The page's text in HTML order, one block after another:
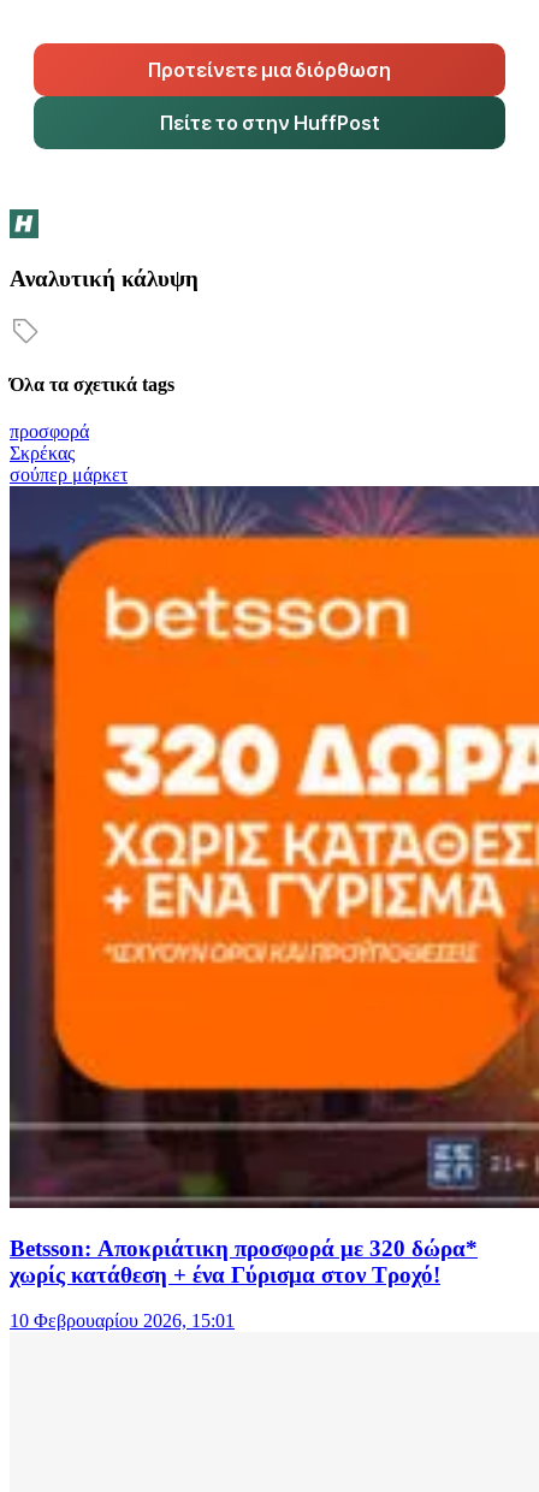
Προτείνετε μια διόρθωση
Πείτε το στην HuffPost
Αναλυτική κάλυψη
Όλα τα σχετικά tags
προσφορά
Σκρέκας
σούπερ μάρκετ
Betsson: Αποκριάτικη προσφορά με 320 δώρα*
χωρίς κατάθεση + ένα Γύρισμα στον Τροχό!
10 Φεβρουαρίου 2026, 15:01